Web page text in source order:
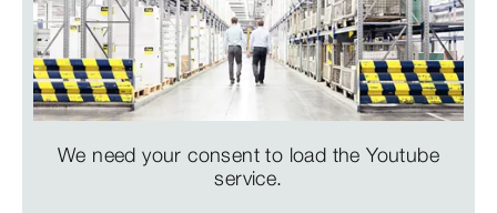
We need your consent to load the Youtube
service.